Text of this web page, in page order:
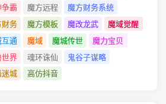
霸
魔方远程
魔方财务系统
财务
魔方模板 魔改龙武
魔域觉醒
通
魔域 魔城传世
魔力宝贝
世界
魂环诛仙
鬼谷子谋略
迷城
高仿抖音